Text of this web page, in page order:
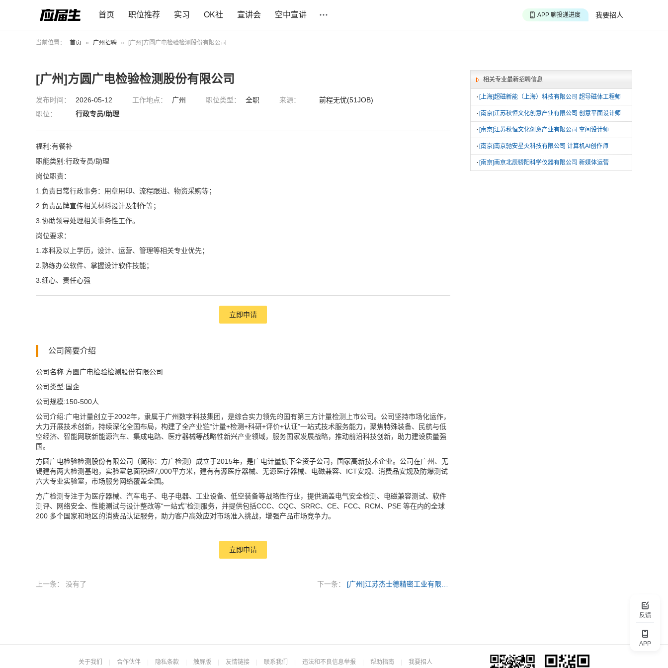
反馈
APP
首页 职位推荐 实习 OK社 宣讲会 空中宣讲 我要招人
APP 聊投递进度
当前位置： 首页 » 广州招聘 » [广州]方圆广电检验检测股份有限公司
[广州]方圆广电检验检测股份有限公司
发布时间： 2026-05-12 工作地点： 广州 职位类型： 全职 来源：
前程无忧(51JOB)
职位：
行政专员/助理
福利:有餐补
职能类别:行政专员/助理
岗位职责：
1.负责日常行政事务：用章用印、流程跟进、物资采购等；
2.负责品牌宣传相关材料设计及制作等；
3.协助领导处理相关事务性工作。
岗位要求：
1.本科及以上学历，设计、运营、管理等相关专业优先；
2.熟练办公软件、掌握设计软件技能；
3.细心、责任心强
立即申请
公司简要介绍
公司名称:方圆广电检验检测股份有限公司
公司类型:国企
公司规模:150-500人
公司介绍:广电计量创立于2002年，隶属于广州数字科技集团，是综合实力领先的国有第三方计量检测上市公司。公司坚持市场化运作，
大力开展技术创新，持续深化全国布局，构建了全产业链“计量+检测+科研+评价+认证”一站式技术服务能力，聚焦特殊装备、民航与低
空经济、智能网联新能源汽车、集成电路、医疗器械等战略性新兴产业领域，服务国家发展战略，推动前沿科技创新，助力建设质量强
国。
方圆广电检验检测股份有限公司（简称：方广检测）成立于2015年，是广电计量旗下全资子公司，国家高新技术企业。公司在广州、无
锡建有两大检测基地，实验室总面积超7,000平方米，建有有源医疗器械、无源医疗器械、电磁兼容、ICT安规、消费品安规及防爆测试
六大专业实验室，市场服务网络覆盖全国。
方广检测专注于为医疗器械、汽车电子、电子电器、工业设备、低空装备等战略性行业，提供涵盖电气安全检测、电磁兼容测试、软件
测评、网络安全、性能测试与设计整改等“一站式”检测服务，并提供包括CCC、CQC、SRRC、CE、FCC、RCM、PSE 等在内的全球
200 多个国家和地区的消费品认证服务，助力客户高效应对市场准入挑战，增强产品市场竞争力。
立即申请
上一条： 没有了 下一条： [广州]江苏杰士德精密工业有限公司
相关专业最新招聘信息
· [上海]超磁新能（上海）科技有限公司 超导磁体工程师
· [南京]江苏秋恒文化创意产业有限公司 创意平面设计师
· [南京]江苏秋恒文化创意产业有限公司 空间设计师
· [南京]南京驰安星火科技有限公司 计算机AI创作师
· [南京]南京北辰骄阳科学仪器有限公司 新媒体运营
关于我们 合作伙伴 隐私条款 触屏版 友情链接 联系我们 违法和不良信息举报 帮助指南 我要招人